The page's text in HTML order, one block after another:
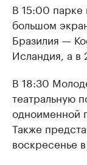
В 15:00 парке
большом
Бразилия —
Исландия, а
В 18:30
театральную
одноименной
Также
воскресенье